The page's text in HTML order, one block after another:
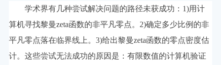
学术界有几种尝试解决问题的路径未获成功：1)用计
算机寻找黎曼zeta函数的非平凡零点。2)确定多少比例的非
平凡零点落在临界线上。3)给出黎曼zeta函数的零点密度估
计。这些尝试无法成功的原因是：有限数值的计算机验证